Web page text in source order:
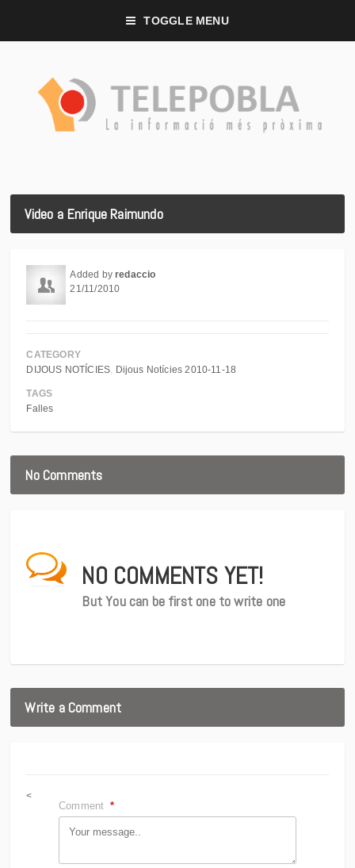
TOGGLE MENU
Video a Enrique Raimundo
Added byredaccio
21/11/2010
CATEGORY
DIJOUS NOTÍCIES
Dijous Notícies 2010-11-18
TAGS
Falles
No Comments
NO COMMENTS YET!
But You can be first one to write one
Write a Comment
<
Comment *